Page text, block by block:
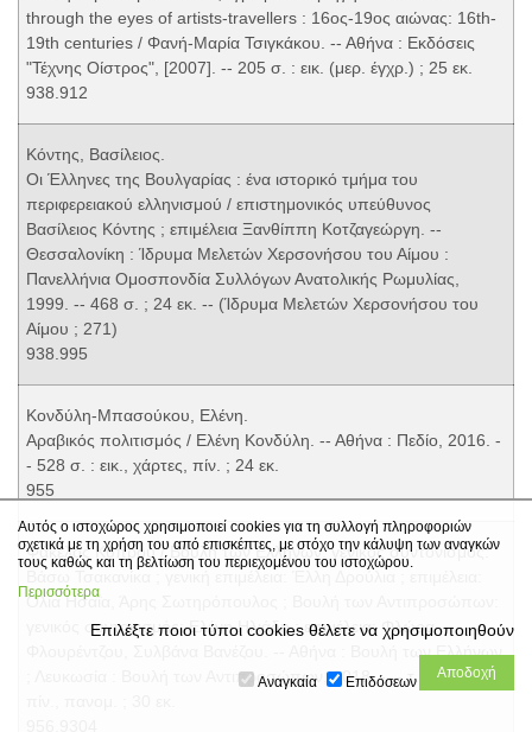
through the eyes of artists-travellers : 16ος-19ος αιώνας: 16th-
19th centuries / Φανή-Μαρία Τσιγκάκου. -- Αθήνα : Εκδόσεις
"Τέχνης Οίστρος", [2007]. -- 205 σ. : εικ. (μερ. έγχρ.) ; 25 εκ.
938.912
Κόντης, Βασίλειος.
Οι Έλληνες της Βουλγαρίας : ένα ιστορικό τμήμα του
περιφερειακού ελληνισμού / επιστημονικός υπεύθυνος
Βασίλειος Κόντης ; επιμέλεια Ξανθίππη Κοτζαγεώργη. --
Θεσσαλονίκη : Ίδρυμα Μελετών Χερσονήσου του Αίμου :
Πανελλήνια Ομοσπονδία Συλλόγων Ανατολικής Ρωμυλίας,
1999. -- 468 σ. ; 24 εκ. -- (Ίδρυμα Μελετών Χερσονήσου του
Αίμου ; 271)
938.995
Κονδύλη-Μπασούκου, Ελένη.
Αραβικός πολιτισμός / Ελένη Κονδύλη. -- Αθήνα : Πεδίο, 2016. -
- 528 σ. : εικ., χάρτες, πίν. ; 24 εκ.
955
Φάκελος Κύπρου / Βουλή των Ελλήνων: γενικός συντονισμός:
Όλια Ησαΐα, Άρης Σωτηρόπουλος ; Βουλή των Αντιπροσώπων:
γενικός συντονισμός: Ελένη Ηλιάδη ; επιμέλεια: Φλώρα
Φλουρέντζου, Συλβάνα Βανέζου. -- Αθήνα : Βουλή των Ελλήνων
; Λευκωσία : Βουλή των Αντιπροσώπων, 2018. -- - τ. : χάρτ.,
Αυτός ο ιστοχώρος χρησιμοποιεί cookies για τη συλλογή πληροφοριών
σχετικά με τη χρήση του από επισκέπτες, με στόχο την κάλυψη των αναγκών
τους καθώς και τη βελτίωση του περιεχομένου του ιστοχώρου.
Περισσότερα
Επιλέξτε ποιοι τύποι cookies θέλετε να χρησιμοποιηθούν
Αναγκαία Επιδόσεων